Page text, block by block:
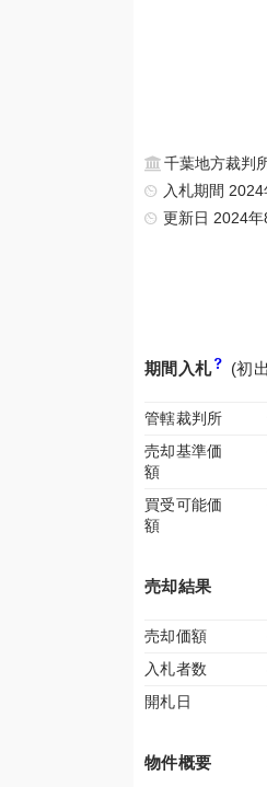
千葉地方裁判
入札期間
更新日 2024
期間入札 (初
管轄裁判所
売却基準価
額
買受可能価
額
売却結果
売却価額
入札者数
開札日
物件概要